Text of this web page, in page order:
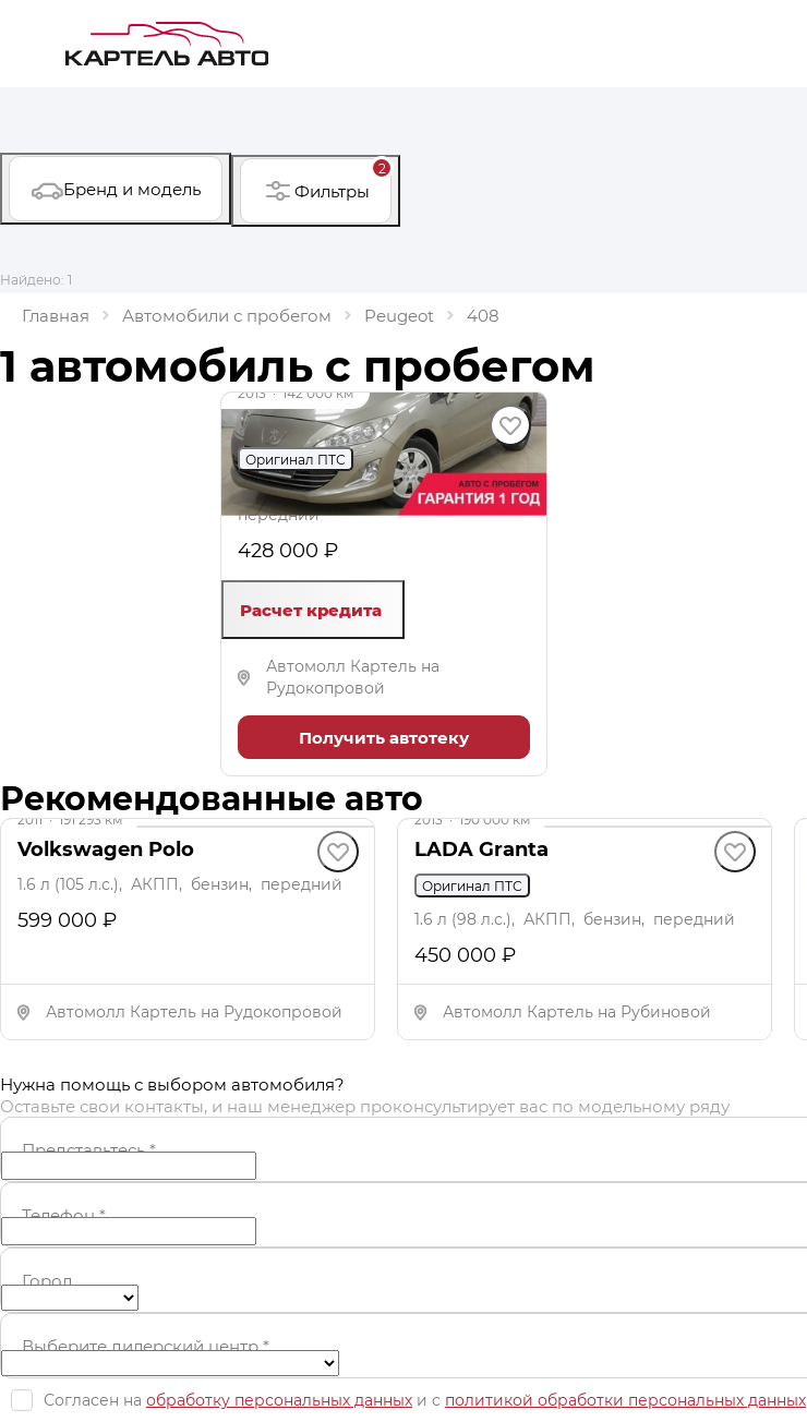
Бренд и модель
2
Фильтры
Найдено: 1
Главная Автомобили с пробегом Peugeot 408
1 автомобиль с пробегом
2013·142 000 км
Peugeot 408
Оригинал ПТС
1.6 л (120 л.с.), АКПП, бензин,
передний
428 000 ₽
Расчет кредита
Автомолл Картель на
Рудокопровой
Получить автотеку
Рекомендованные авто
2011·191 293 км
Volkswagen Polo
1.6 л (105 л.с.), АКПП, бензин, передний
599 000 ₽
Автомолл Картель на Рудокопровой
2013·190 000 км
LADA Granta
Оригинал ПТС
1.6 л (98 л.с.), АКПП, бензин, передний
450 000 ₽
Автомолл Картель на Рубиновой
Нужна помощь с выбором автомобиля?
Оставьте свои контакты, и наш менеджер проконсультирует вас по модельному ряду
Представьтесь*
Телефон*
Город
Выберите дилерский центр*
Согласен на обработку персональных данных и c политикой обработки персональных данных